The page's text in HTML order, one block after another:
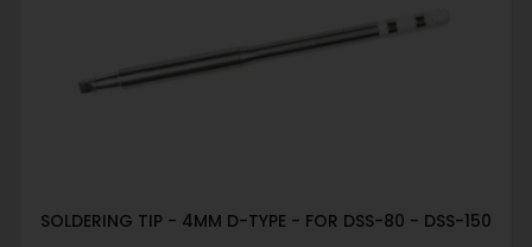
SOLDERING TIP - 4MM D-TYPE - FOR DSS-80 - DSS-150